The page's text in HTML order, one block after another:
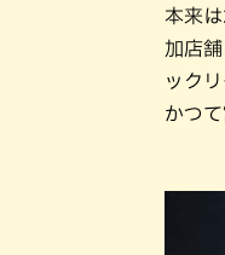
本来
加店
ック
かつ